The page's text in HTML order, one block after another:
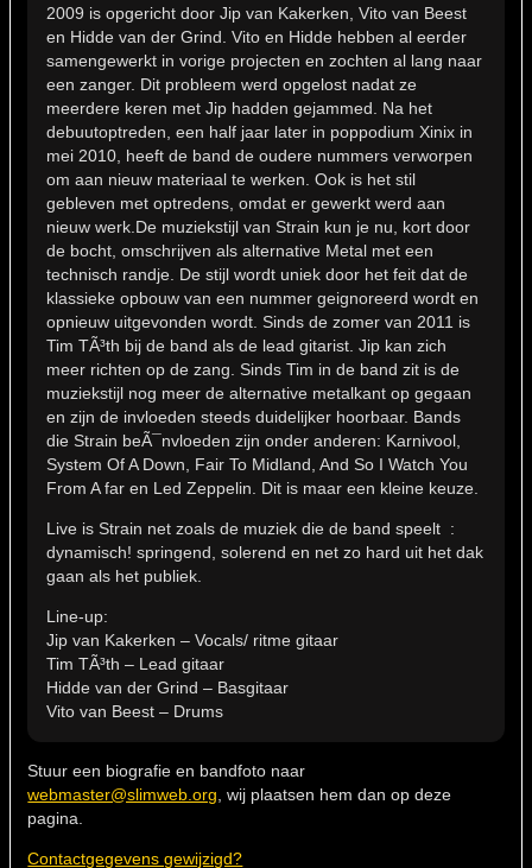
2009 is opgericht door Jip van Kakerken, Vito van Beest
en Hidde van der Grind. Vito en Hidde hebben al eerder
samengewerkt in vorige projecten en zochten al lang naar
een zanger. Dit probleem werd opgelost nadat ze
meerdere keren met Jip hadden gejammed. Na het
debuutoptreden, een half jaar later in poppodium Xinix in
mei 2010, heeft de band de oudere nummers verworpen
om aan nieuw materiaal te werken. Ook is het stil
gebleven met optredens, omdat er gewerkt werd aan
nieuw werk.De muziekstijl van Strain kun je nu, kort door
de bocht, omschrijven als alternative Metal met een
technisch randje. De stijl wordt uniek door het feit dat de
klassieke opbouw van een nummer geignoreerd wordt en
opnieuw uitgevonden wordt. Sinds de zomer van 2011 is
Tim TÃ³th bij de band als de lead gitarist. Jip kan zich
meer richten op de zang. Sinds Tim in de band zit is de
muziekstijl nog meer de alternative metalkant op gegaan
en zijn de invloeden steeds duidelijker hoorbaar. Bands
die Strain beÃ¯nvloeden zijn onder anderen: Karnivool,
System Of A Down, Fair To Midland, And So I Watch You
From A far en Led Zeppelin. Dit is maar een kleine keuze.
Live is Strain net zoals de muziek die de band speelt :
dynamisch! springend, solerend en net zo hard uit het dak
gaan als het publiek.
Line-up:
Jip van Kakerken – Vocals/ ritme gitaar
Tim TÃ³th – Lead gitaar
Hidde van der Grind – Basgitaar
Vito van Beest – Drums
Stuur een biografie en bandfoto naar
webmaster@slimweb.org , wij plaatsen hem dan op deze
pagina.
Contactgegevens gewijzigd?